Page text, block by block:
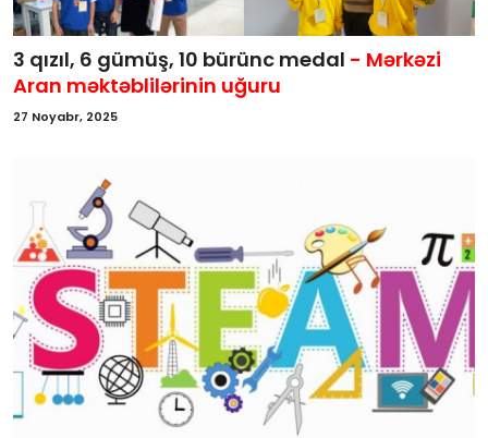
3 qızıl, 6 gümüş, 10 bürünc medal - Mərkəzi
Aran məktəblilərinin uğuru
27 Noyabr, 2025